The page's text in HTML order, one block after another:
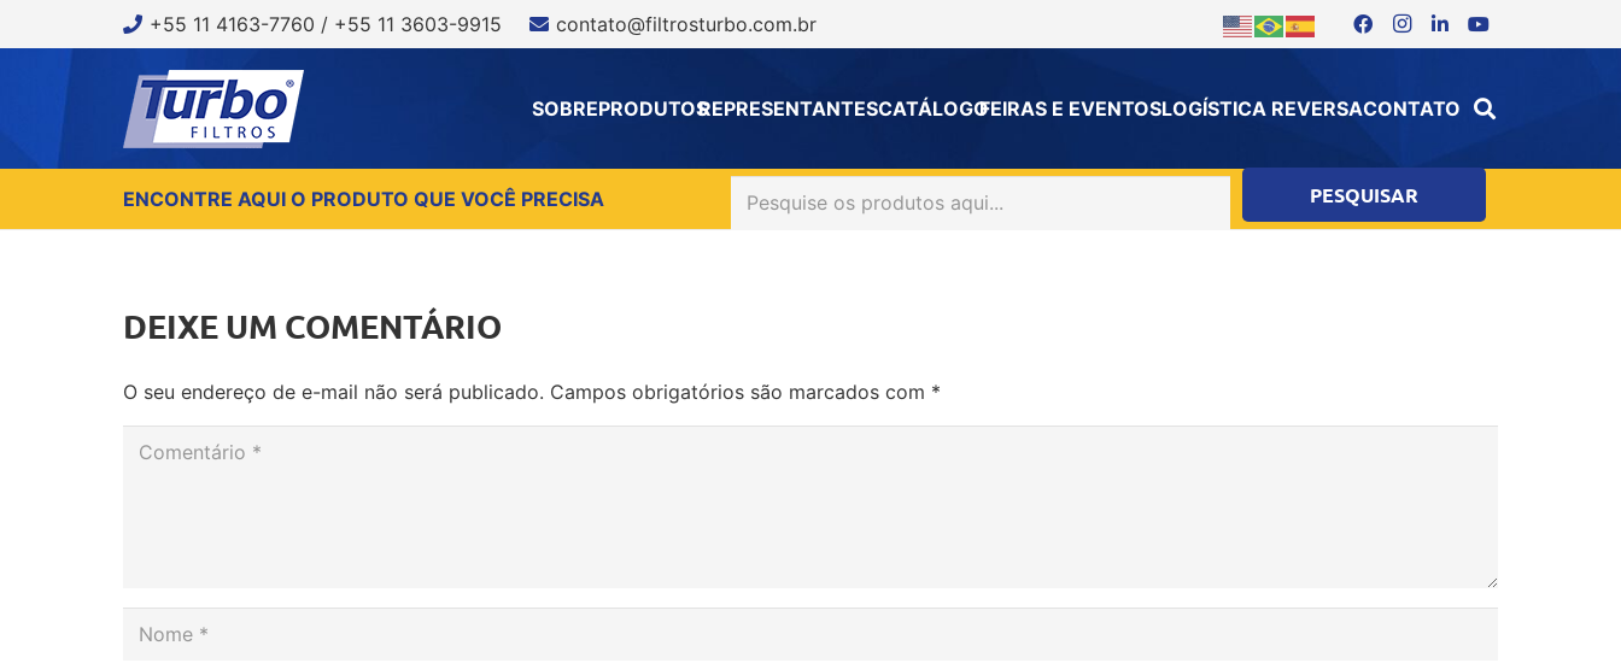
+55 11 4163-7760 / +55 11 3603-9915 contato@filtrosturbo.com.br
SOBREPRODUTOSREPRESENTANTESCATÁLOGOFEIRAS E EVENTOSLOGÍSTICA REVERSACONTATO
ENCONTRE AQUI O PRODUTO QUE VOCÊ PRECISA
DEIXE UM COMENTÁRIO
O seu endereço de e-mail não será publicado. Campos obrigatórios são marcados com *